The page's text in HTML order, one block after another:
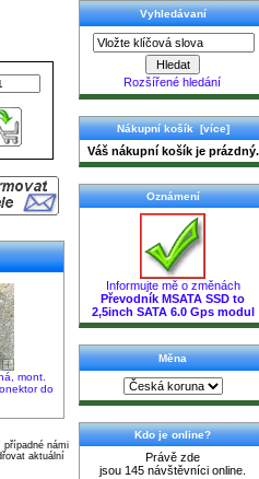
mont.
do
námi
aktuální
Vyhledávaní
Rozšířené hledání
Nákupní košík [více]
Váš nákupní košík je prázdný.
Oznámení
Informujte mě o změnách
Převodník MSATA SSD to
2,5inch SATA 6.0 Gps modul
Měna
Kdo je online?
Právě zde
jsou 145 návštěvníci online.